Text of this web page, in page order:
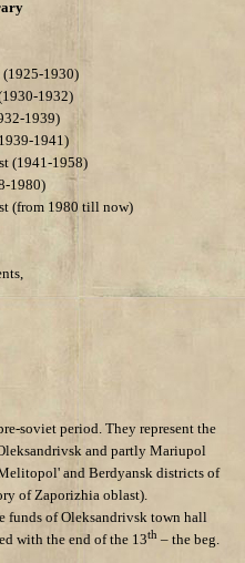
1930)
1932)
1939)
1941)
(1941-1958)
1980)
(from 1980 till now)
soviet period. They represent the
and partly Mariupol
and Berdyansk districts of
of Zaporizhia oblast).
funds of Oleksandrivsk town hall
with the end of the 13th – the beg.